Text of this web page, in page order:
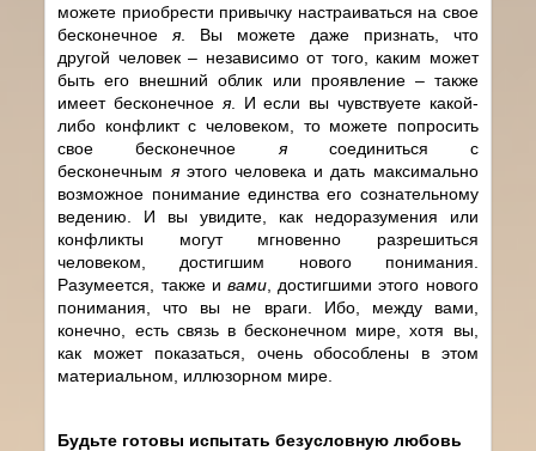
можете приобрести привычку настраиваться на свое
бесконечноея. Вы можете даже признать, что
другой человек – независимо от того, каким может
быть его внешний облик или проявление – также
имеет бесконечное я. И если вы чувствуете какой-
либо конфликт с человеком, то можете попросить
свое бесконечное ясоединиться с
бесконечным яэтого человека и дать максимально
возможное понимание единства его сознательному
ведению. И вы увидите, как недоразумения или
конфликты могут мгновенно разрешиться
человеком, достигшим нового понимания.
Разумеется, также и вами , достигшими этого нового
понимания, что вы не враги. Ибо, между вами,
конечно, есть связь в бесконечном мире, хотя вы,
как может показаться, очень обособлены в этом
материальном, иллюзорном мире.
Будьте готовы испытать безусловную любовь